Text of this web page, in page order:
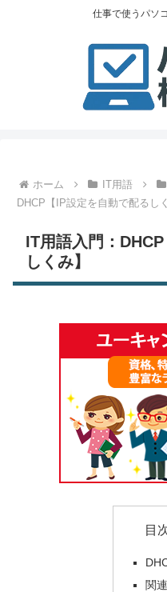
仕事で使うパソ
ホーム IT用語
DHCP【IP設定を自動で配るし
IT用語入門：
しくみ】
目
関